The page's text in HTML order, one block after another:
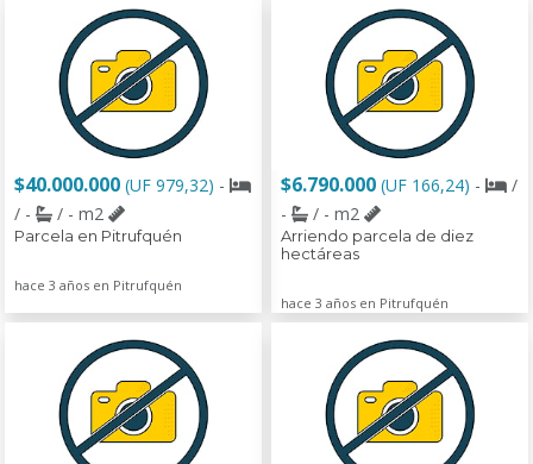
$40.000.000 (UF 979,32) -
/ -
/ - m2
Parcela en Pitrufquén
hace 3 años en Pitrufquén
$6.790.000 (UF 166,24) -
/
-
/ - m2
Arriendo parcela de diez
hectáreas
hace 3 años en Pitrufquén